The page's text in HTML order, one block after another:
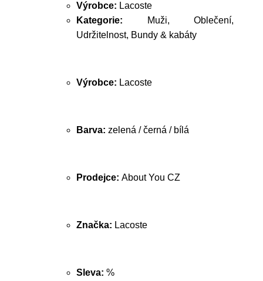
Výrobce: Lacoste
Kategorie: Muži, Oblečení,
Udržitelnost, Bundy & kabáty
Výrobce: Lacoste
Barva: zelená / černá / bílá
Prodejce: About You CZ
Značka: Lacoste
Sleva: %